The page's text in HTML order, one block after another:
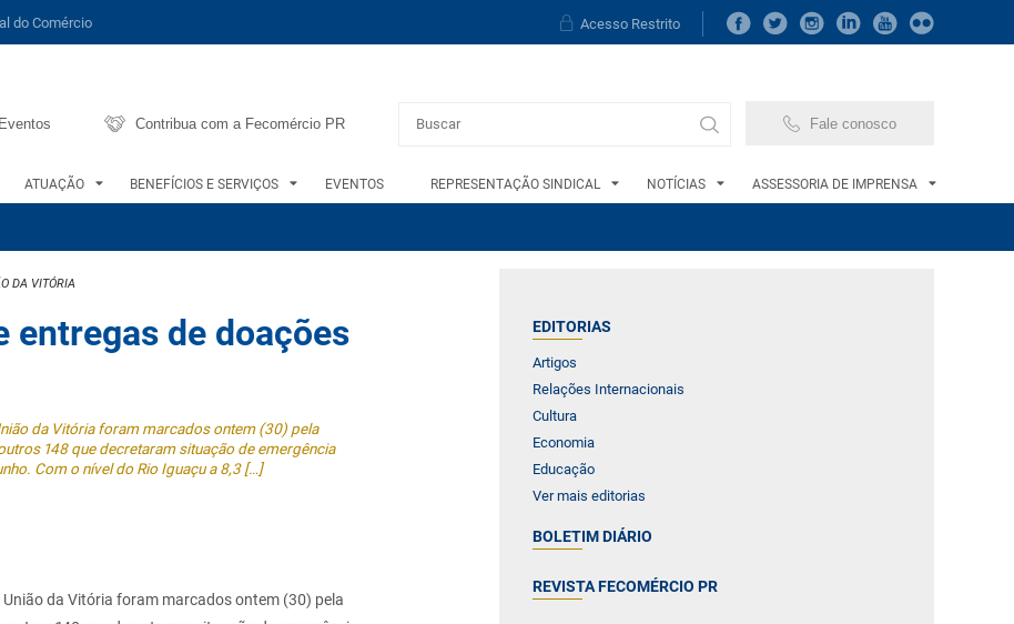
do Comércio Acesso Restrito
Contribua com a Fecomércio PR Fale conosco
ATUAÇÃO BENEFÍCIOS E SERVIÇOS EVENTOS REPRESENTAÇÃO SINDICAL NOTÍCIAS ASSESSORIA DE IMPRENSA
EDITORIAS
Artigos
Relações Internacionais
Cultura
Economia
Educação
Ver mais editorias
BOLETIM DIÁRIO
REVISTA FECOMÉRCIO PR
DA VITÓRIA
entregas de doações
da Vitória foram marcados ontem (30) pela
148 que decretaram situação de emergência
Com o nível do Rio Iguaçu a 8,3 […]
da Vitória foram marcados ontem (30) pela